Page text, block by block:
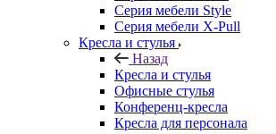
Серия мебели Style
Серия мебели X-Pull
Кресла и стулья
Назад
Кресла и стулья
Офисные стулья
Конференц-кресла
Кресла для персонала